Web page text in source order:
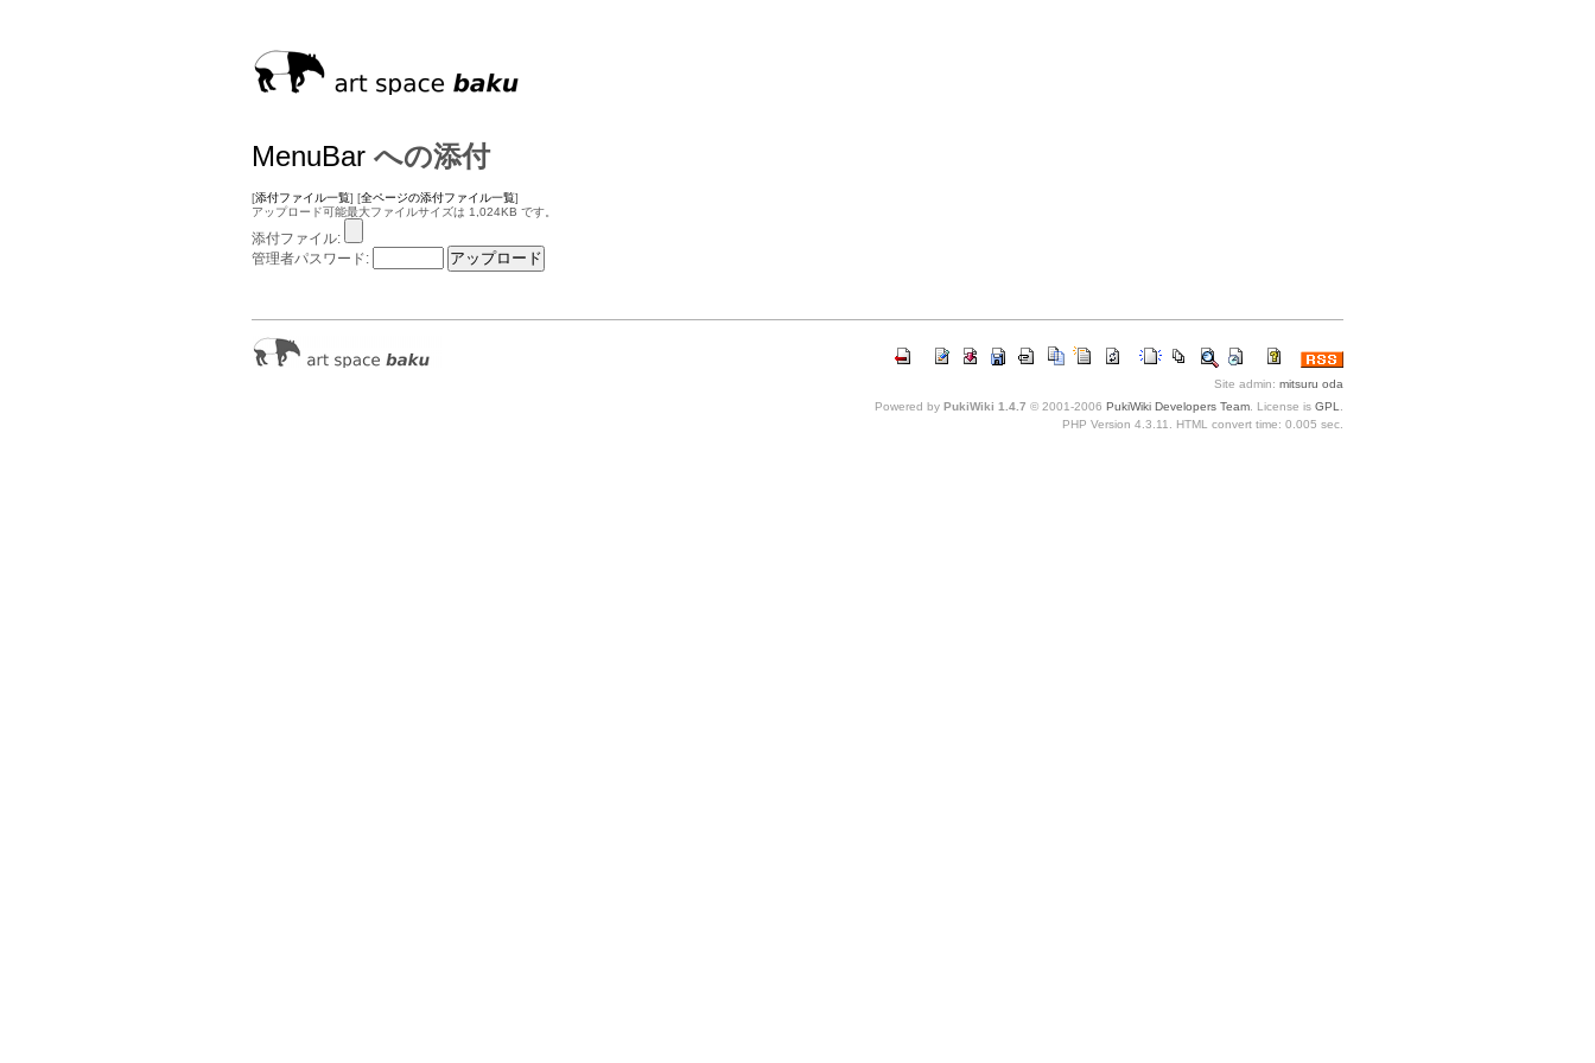
MenuBar への添付
[添付ファイル一覧] [全ページの添付ファイル一覧]
アップロード可能最大ファイルサイズは 1,024KB です。
添付ファイル:
管理者パスワード:
Site admin: mitsuru oda
Powered by PukiWiki 1.4.7 © 2001-2006 PukiWiki Developers Team . License is GPL
PHP Version 4.3.11. HTML convert time: 0.005 sec.